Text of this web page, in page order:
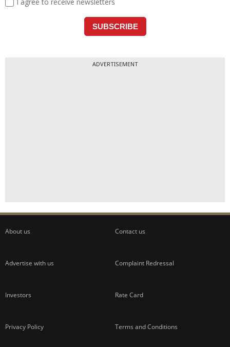
ADVERTISEMENT
About us Contact us
Advertise with us Complaint Redressal
Investors Rate Card
Privacy Policy Terms and Conditions